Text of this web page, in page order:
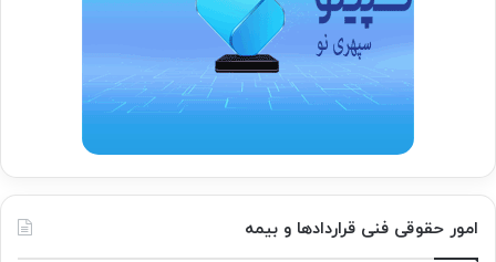
امور حقوقی فنی قراردادها و بیمه